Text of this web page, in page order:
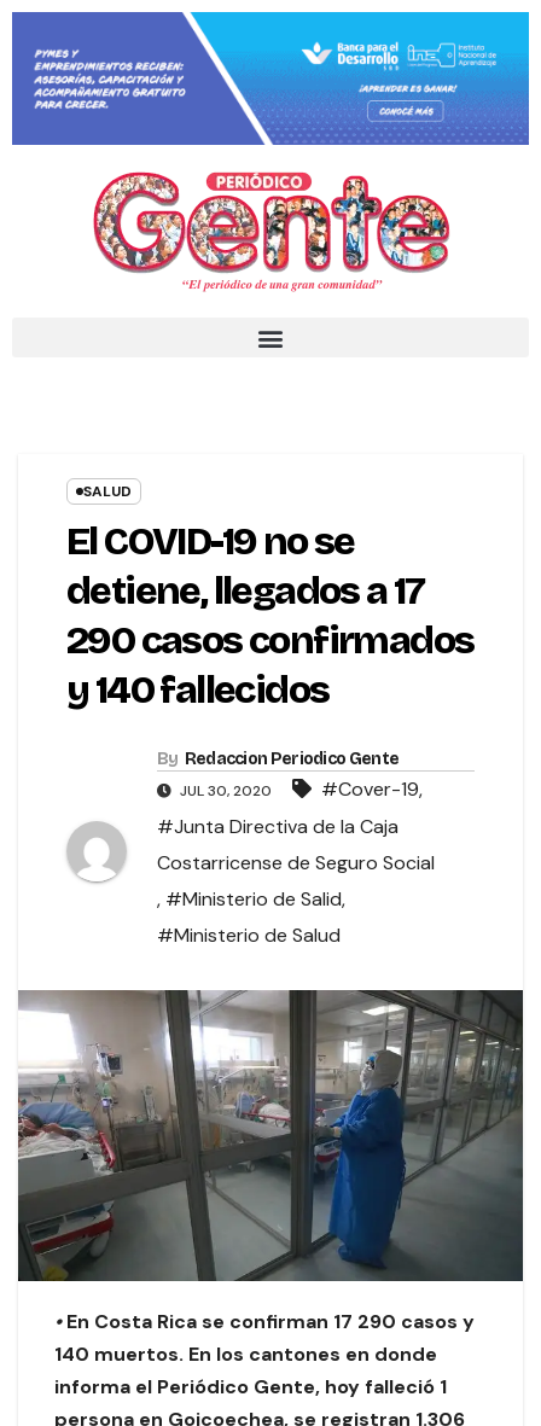
SALUD
El COVID-19 no se
detiene, llegados a 17
290 casos confirmados
y 140 fallecidos
By Redaccion Periodico Gente
JUL 30, 2020 #Cover-19,
#Junta Directiva de la Caja
Costarricense de Seguro Social
, #Ministerio de Salid,
#Ministerio de Salud
•En Costa Rica se confirman 17 290 casos y
140 muertos. En los cantones en donde
informa el Periódico Gente, hoy falleció 1
persona en Goicoechea, se registran 1.306